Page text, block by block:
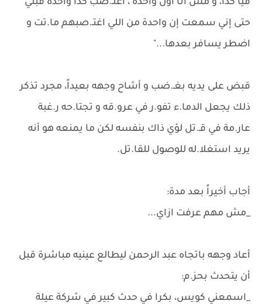
فيا كدا، و مش أنا أول واحدة ، اغتـ.صب كذا واحدة قبلي
حتى إني سمعت إن واحدة من اللي اغتـ.صبهم ما.تت و
اضطر يسافر بعدها..."
قبض على يديه بغـ.ضب و أشاح وجهه بعيداً، مجرد تذكر
ذلك يجعل الدما.ء تفو.ر في عرو.قه و تجتا.حه ر.غبة
عار.مة في قـ.تل لؤي ذاك بنفسه لكن ما يمنعه هو أنه
يريد استغلا.له للوصول للقا.تل.
أجاب أخيراً بعد مدة:
_مش مهم عرفت ازاي...
أعاد وجهه باتجاه عبد الرحمن ليطالع عينيه مباشرة قبل
أن يتحدث بحز.م:
_اسمعني كويس، بكرا في حدث كبير في شركة عيلة